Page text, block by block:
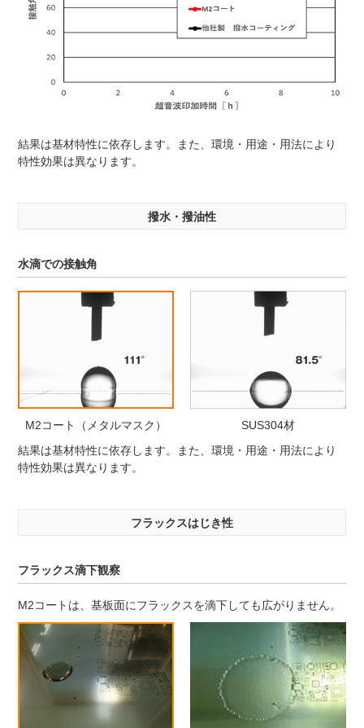
結果は基材特性に依存します。また、環境・用途・用法により
特性効果は異なります。
撥水・撥油性
水滴での接触角
M2コート（メタルマスク）
SUS304材
結果は基材特性に依存します。また、環境・用途・用法により
特性効果は異なります。
フラックスはじき性
フラックス滴下観察
M2コートは、基板面にフラックスを滴下しても広がりません。